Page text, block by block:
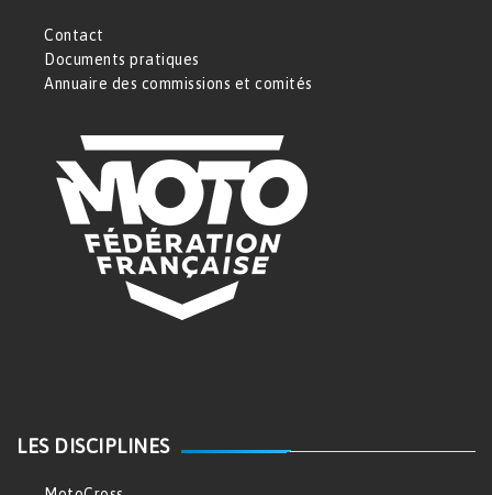
Contact
Documents pratiques
Annuaire des commissions et comités
LES DISCIPLINES